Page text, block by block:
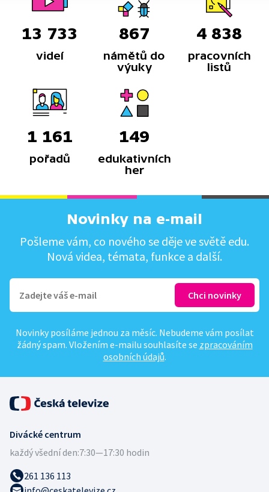
13 733
videí
867
námětů do
výuky
4 838
pracovních
listů
1 161
pořadů
149
edukativních
her
Novinky na e-mail
Pošleme vám, co nového se děje ve světě edu.
Nová videa, témata, funkce a další.
Novinky posíláme jednou za měsíc. Nebudeme vám posílat
žádný spam. Vložením e-mailu souhlasíte se zpracováním
osobních údajů.